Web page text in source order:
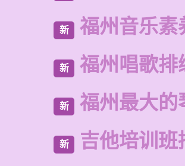
新 福州音乐素
新 福州唱歌排
新 福州最大的
新 吉他培训班